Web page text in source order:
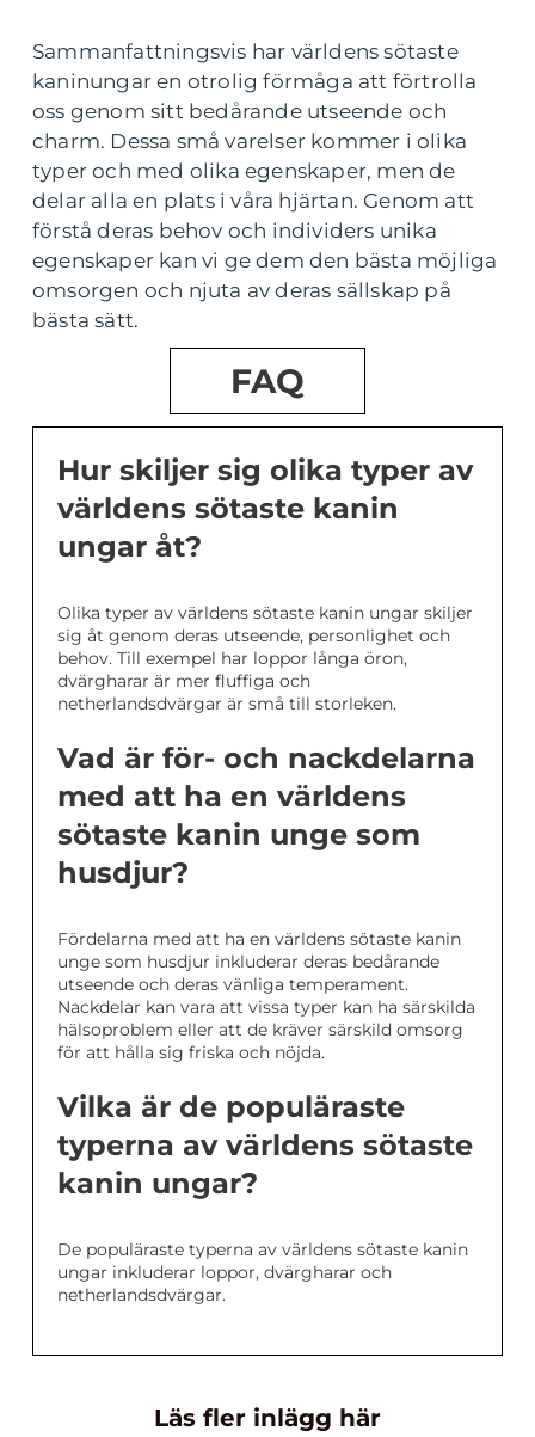
Sammanfattningsvis har världens sötaste
kaninungar en otrolig förmåga att förtrolla
oss genom sitt bedårande utseende och
charm. Dessa små varelser kommer i olika
typer och med olika egenskaper, men de
delar alla en plats i våra hjärtan. Genom att
förstå deras behov och individers unika
egenskaper kan vi ge dem den bästa möjliga
omsorgen och njuta av deras sällskap på
bästa sätt.
FAQ
Hur skiljer sig olika typer av
världens sötaste kanin
ungar åt?
Olika typer av världens sötaste kanin ungar skiljer
sig åt genom deras utseende, personlighet och
behov. Till exempel har loppor långa öron,
dvärgharar är mer fluffiga och
netherlandsdvärgar är små till storleken.
Vad är för- och nackdelarna
med att ha en världens
sötaste kanin unge som
husdjur?
Fördelarna med att ha en världens sötaste kanin
unge som husdjur inkluderar deras bedårande
utseende och deras vänliga temperament.
Nackdelar kan vara att vissa typer kan ha särskilda
hälsoproblem eller att de kräver särskild omsorg
för att hålla sig friska och nöjda.
Vilka är de populäraste
typerna av världens sötaste
kanin ungar?
De populäraste typerna av världens sötaste kanin
ungar inkluderar loppor, dvärgharar och
netherlandsdvärgar.
Läs fler inlägg här